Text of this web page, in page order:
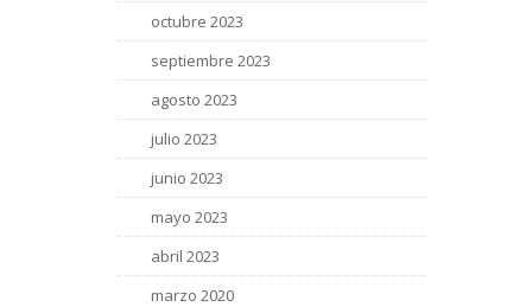
octubre 2023
septiembre 2023
agosto 2023
julio 2023
junio 2023
mayo 2023
abril 2023
marzo 2020